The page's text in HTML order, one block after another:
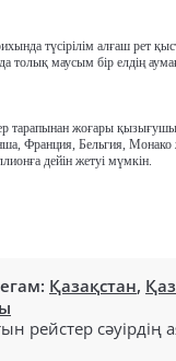
түсірілім алғаш рет
толық маусым бір елдің
тарапынан жоғары
Франция, Бельгия,
дейін жетуі мүмкін.
Қазақстан,
рейстер сәуірдің